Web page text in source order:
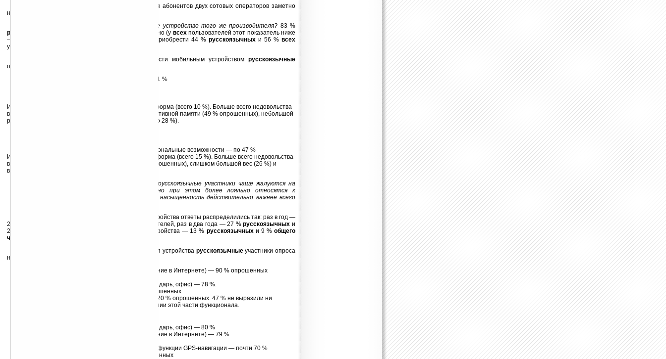
опрошенных пользователей доля абонентов двух сотовых операторов заметно
ниже — лишь около 27 %.
Купили бы вы еще раз мобильное устройство того же производителя? 83 %
русскоязычных
опрошенных ответили утвердительно (у всехпользователей этот показатель ниже
— 62 %). Ту же самую модель согласны были бы приобрести 44 % русскоязычныхи 56 %всех
участников опроса.
Среди основных критериев удовлетворенности мобильным устройством русскоязычные
опрошенные называют:
Функциональные возможности — важно для 81 %
Из наименее важных — хорошая музыкальная платформа (всего 10 %). Больше всего недовольства
в выбранном устройстве вызывает недостаток оперативной памяти (49 % опрошенных), небольшой
размер экрана и общая нестабильность аппарата (по 28 %).
Большой экран для удобства чтения и функциональные возможности — по 47 %
Из наименее важного — хорошая музыкальная платформа (всего 15 %). Больше всего недовольства
вызывает недостаток оперативной памяти (34 % опрошенных), слишком большой вес (26 %) и
высокая цена (22 %)
Комментарий эксперта: удивительно, русскоязычные участники чаще жалуются на
нестабильность выбранного устройства, но при этом более лояльно относятся к
выбранному бренду. Видимо, функциональная насыщенность действительно важнее всего
На вопрос о частоте смены используемого устройства ответы распределились так: раз в год —
26 %
пользователей, раз в два года — 27 %русскоязычных и
26 %
. По мере поломки текущего устройства — 13 % русскоязычныхи 9 % общего
числа
Из наиболее частых сценариев использования устройства русскоязычныеучастники опроса
назвали:
Функции развлечения (игры, чтение книг, сидение в Интернете) — 90 % опрошенных
Рабочие задачи (планировщик событий, календарь, офис) — 78 %.
GPS-навигацией пользуются менее 60 % опрошенных
Функция «push mail» востребована у порядка 20 % опрошенных. 47 % не выразили ни
малейшей заинтересованности в использовании этой части функционала.
Рабочие задачи (планировщик событий, календарь, офис) — 80 %
Функции развлечения (игры, чтение книг, сидение в Интернете) — 79 %
Больший процент пользователей использует функции GPS-навигации — почти 70 %
Функцию «push mail» использует 31 % опрошенных